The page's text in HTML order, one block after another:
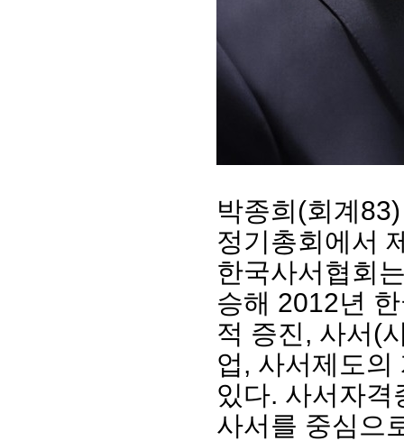
이사장 인사말
임원 현황
연혁·사업실적
역대 이사장
결산 공시
총동창
모교 소
지부·지
언론에
동창회
포토뉴
영상갤
박종희(회계
정기총회에서
한국사서협회
승해 2012년
적 증진, 사서(
업, 사서제도의
있다. 사서자
사서를 중심으